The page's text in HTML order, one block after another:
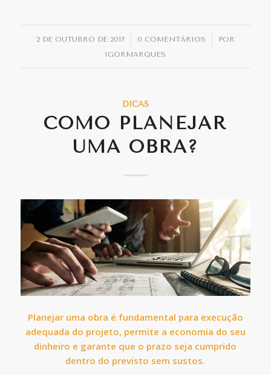
2 DE OUTUBRO DE 2017
/ 0 COMENTÁRIOS
/
POR
IGORMARQUES
DICAS
COMO PLANEJAR
UMA OBRA?
Planejar uma obra é fundamental para execução
adequada do projeto, permite a economia do seu
dinheiro e garante que o prazo seja cumprido
dentro do previsto sem sustos.